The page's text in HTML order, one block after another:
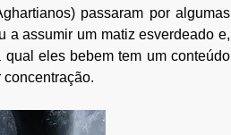
passaram por algumas
a assumir um matiz esverdeado e,
eles bebem tem um conteúdo